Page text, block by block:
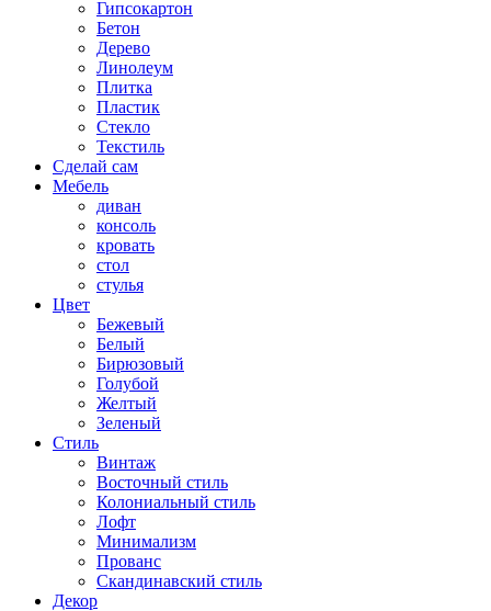
Гипсокартон
Бетон
Дерево
Линолеум
Плитка
Пластик
Стекло
Текстиль
Сделай сам
Мебель
диван
консоль
кровать
стол
стулья
Цвет
Бежевый
Белый
Бирюзовый
Голубой
Желтый
Зеленый
Стиль
Винтаж
Восточный стиль
Колониальный стиль
Лофт
Минимализм
Прованс
Скандинавский стиль
Декор